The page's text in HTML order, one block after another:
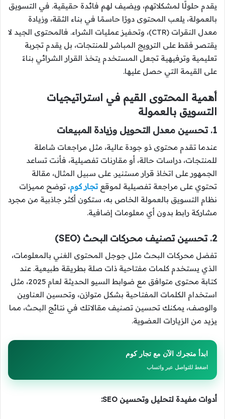
يقدم حلولًا لمشكلاتهم، ويضيف لهم فائدة حقيقية. في التسويق
بالعمولة، يلعب المحتوى دورًا حاسمًا في بناء الثقة، وزيادة
معدل النقرات (CTR)، وتحفيز عمليات الشراء. فالمحتوى الجيد لا
يقتصر فقط على الترويج المباشر للمنتجات، بل يقدم تجربة
تعليمية وترفيهية تجعل المستخدم يتخذ القرار الشرائي بناءً
على القيمة التي حصل عليها.
أهمية المحتوى القيم في استراتيجيات
التسويق بالعمولة
1. تحسين معدل التحويل وزيادة المبيعات
عندما تقدم محتوى ذو جودة عالية، مثل مراجعات شاملة
للمنتجات، دراسات حالة، أو مقارنات تفصيلية، فأنت تساعد
الجمهور على اتخاذ قرار مستنير. على سبيل المثال، مقالة
تحتوي على مراجعة تفصيلية لموقعتجار كوم، توضح مميزات
نظام التسويق بالعمولة الخاص به، ستكون أكثر جاذبية من مجرد
مشاركة رابط بدون أي معلومات إضافية.
2. تحسين تصنيف محركات البحث (SEO)
تفضل محركات البحث مثل جوجل المحتوى الغني بالمعلومات،
الذي يستخدم كلمات مفتاحية ذات صلة بطريقة طبيعية. عند
كتابة محتوى متوافق مع ضوابط السيو الحديثة لعام 2025، مثل
استخدام الكلمات المفتاحية بشكل متوازن، وتحسين العناوين
والوصف، يمكنك تحسين تصنيف مقالاتك في نتائج البحث، مما
يزيد من الزيارات العضوية.
ابدأ متجرك الآن مع تجار كوم
اضغط للتواصل عبر واتساب
أدوات مفيدة لتحليل وتحسين SEO: